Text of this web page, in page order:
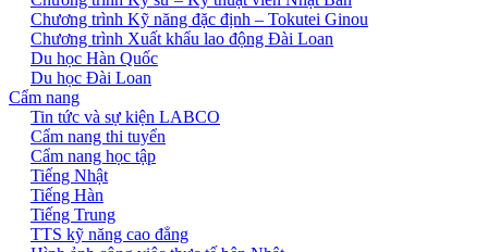
Chương trình Kỹ năng đặc định – Tokutei Ginou
Chương trình Xuất khẩu lao động Đài Loan
Du học Hàn Quốc
Du học Đài Loan
Cẩm nang
Tin tức và sự kiện LABCO
Cẩm nang thi tuyển
Cẩm nang học tập
Tiếng Nhật
Tiếng Hàn
Tiếng Trung
TTS kỹ năng cao đẳng